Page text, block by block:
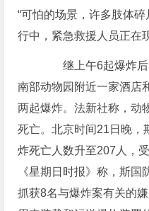
“可怕的场景，许多肢体
行中，紧急救援人员正在
继上午6起爆炸后
南部动物园附近一家酒店
两起爆炸。法新社称，动
死亡。北京时间21日晚，
炸死亡人数升至207人，
《星期日时报》称，斯
抓获8名与爆炸案有关的